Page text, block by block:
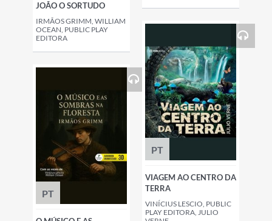
JOÃO O SORTUDO
IRMÃOS GRIMM, WILLIAM
OCEAN, PUBLIC PLAY
EDITORA
PT
PT
VIAGEM AO CENTRO DA
TERRA
VINÍCIUS LESCIO, PUBLIC
PLAY EDITORA, JULIO